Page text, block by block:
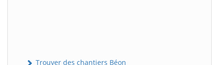
Trouver des chantiers Béon